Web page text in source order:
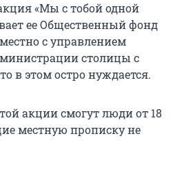
«Мы с тобой одной
ее Общественный фонд
с управлением
столицы с
в этом остро нуждается.
акции смогут люди от 18
местную прописку не